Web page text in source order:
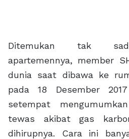
Ditemukan tak
apartemennya, member
dunia saat dibawa ke
pada 18 Desember
setempat
tewas akibat gas
dihirupnya. Cara ini